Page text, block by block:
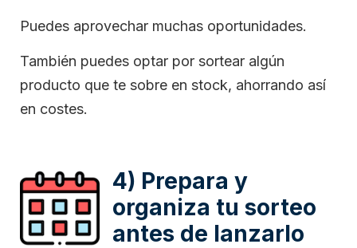
Puedes aprovechar muchas oportunidades.
También puedes optar por sortear algún
producto que te sobre en stock, ahorrando así
en costes.
4) Prepara y
organiza tu sorteo
antes de lanzarlo